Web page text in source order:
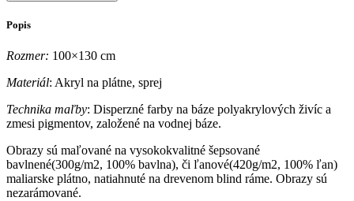
Popis
Rozmer: 100×130 cm
Materiál: Akryl na plátne, sprej
Technika maľby: Disperzné farby na báze polyakrylových živíc a
zmesi pigmentov, založené na vodnej báze.
Obrazy sú maľované na vysokokvalitné šepsované
bavlnené(300g/m2, 100% bavlna), či ľanové(420g/m2, 100% ľan)
maliarske plátno, natiahnuté na drevenom blind ráme. Obrazy sú
nezarámované.